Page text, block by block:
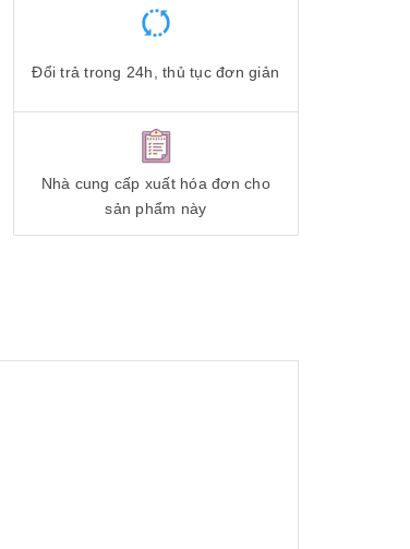
Đổi trả trong 24h, thủ tục đơn giản
Nhà cung cấp xuất hóa đơn cho
sản phẩm này